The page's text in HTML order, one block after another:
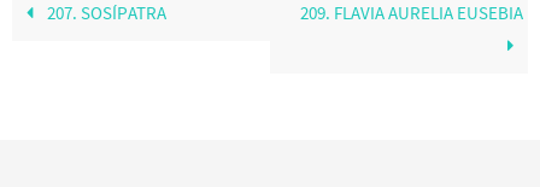
207. SOSÍPATRA 209. FLAVIA AURELIA EUSEBIA